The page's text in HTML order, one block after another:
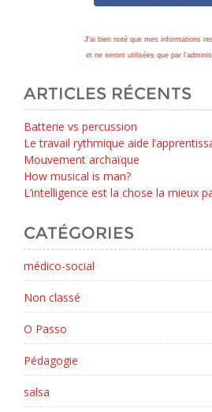
J'ai bien noté que mes informations
et ne seront utilisées que par
ARTICLES RÉCENTS
Batterie vs percussion
Le travail rythmique aide
Mouvement archaïque
How musical is man?
L’intelligence est la chose la mieux
CATÉGORIES
médico-social
Non classé
O Passo
Pédagogie
salsa